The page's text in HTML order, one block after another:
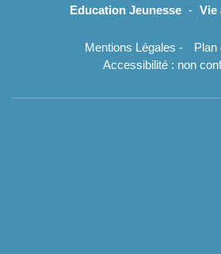
Education Jeunesse - Vie
Mentions Légales - Plan
Accessibilité : non